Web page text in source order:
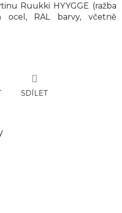
Ruukki HYYGGE (ražba
ocel, RAL barvy, včetně
SDÍLET